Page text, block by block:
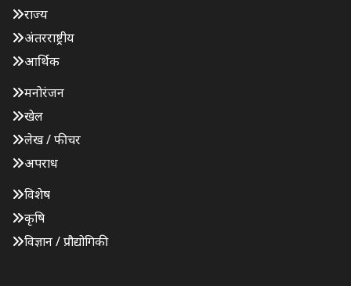
राज्य
अंतरराष्ट्रीय
आर्थिक
मनोरंजन
खेल
लेख / फीचर
अपराध
विशेष
कृषि
विज्ञान / प्रौद्योगिकी